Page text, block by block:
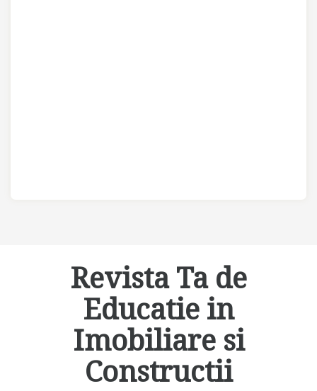
Revista Ta de
Educatie in
Imobiliare si
Constructii